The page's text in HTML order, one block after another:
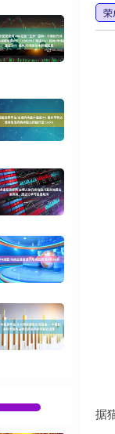
荣
据